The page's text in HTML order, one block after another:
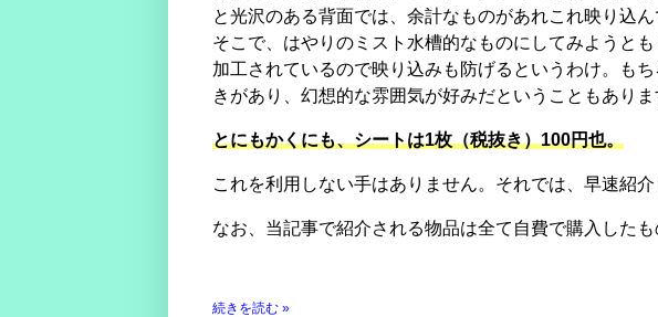
と光沢のある背面では、余計なものがあれこれ映り込
そこで、はやりのミスト水槽的なものにしてみようと
加工されているので映り込みも防げるというわけ。も
きがあり、幻想的な雰囲気が好みだということもあり
とにもかくにも、シートは1枚（税抜き）100円也。
これを利用しない手はありません。それでは、早速紹介
なお、当記事で紹介される物品は全て自費で購入したも
続きを読む »